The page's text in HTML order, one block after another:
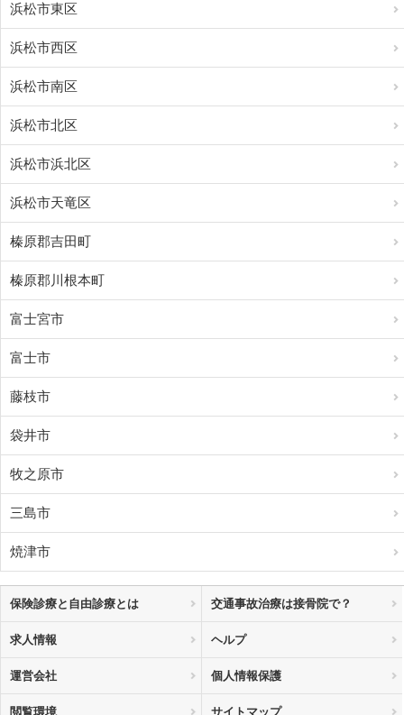
浜松市東区
浜松市西区
浜松市南区
浜松市北区
浜松市浜北区
浜松市天竜区
榛原郡吉田町
榛原郡川根本町
富士宮市
富士市
藤枝市
袋井市
牧之原市
三島市
焼津市
保険診療と自由診療とは 交通事故治療は接骨院で？
求人情報 ヘルプ
運営会社 個人情報保護
閲覧環境 サイトマップ